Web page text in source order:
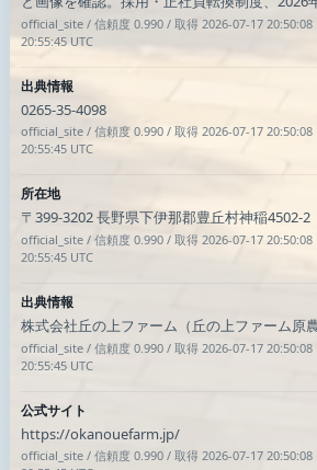
official_site / 信頼度 0.990 / 取得 2026-07-17 20:50:08
20:55:45 UTC
出典情報
0265-35-4098
official_site / 信頼度 0.990 / 取得 2026-07-17 20:50:08
20:55:45 UTC
所在地
〒399-3202 長野県下伊那郡豊丘村神稲4502-2
official_site / 信頼度 0.990 / 取得 2026-07-17 20:50:08
20:55:45 UTC
出典情報
株式会社丘の上ファーム（丘の上ファーム原農
official_site / 信頼度 0.990 / 取得 2026-07-17 20:50:08
20:55:45 UTC
公式サイト
https://okanouefarm.jp/
official_site / 信頼度 0.990 / 取得 2026-07-17 20:50:08